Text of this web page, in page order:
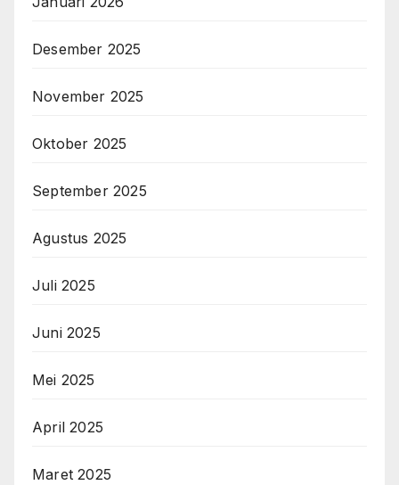
Desember 2025
November 2025
Oktober 2025
September 2025
Agustus 2025
Juli 2025
Juni 2025
Mei 2025
April 2025
Maret 2025